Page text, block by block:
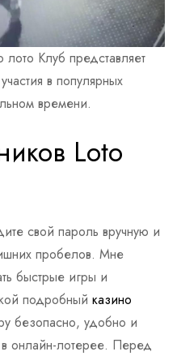
лото Клуб представляет
в популярных
времени.
Loto
свой пароль вручную и
пробелов. Мне
быстрые игры и
подробный казино
безопасно, удобно и
онлайн-лотерее. Перед